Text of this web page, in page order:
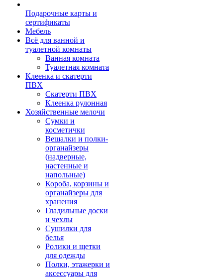
Подарочные карты и
сертификаты
Мебель
Всё для ванной и
туалетной комнаты
Ванная комната
Туалетная комната
Клеенка и скатерти
ПВХ
Скатерти ПВХ
Клеенка рулонная
Хозяйственные мелочи
Сумки и
косметички
Вешалки и полки-
органайзеры
(надверные,
настенные и
напольные)
Короба, корзины и
органайзеры для
хранения
Гладильные доски
и чехлы
Сушилки для
белья
Ролики и щетки
для одежды
Полки, этажерки и
аксессуары для